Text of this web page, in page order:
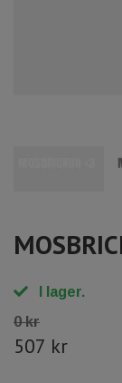
I lager.
0 kr
507 kr